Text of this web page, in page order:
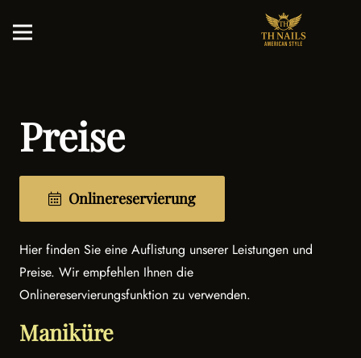
Preise
Onlinereservierung
Hier finden Sie eine Auflistung unserer Leistungen und
Preise. Wir empfehlen Ihnen die
Onlinereservierungsfunktion zu verwenden.
Maniküre